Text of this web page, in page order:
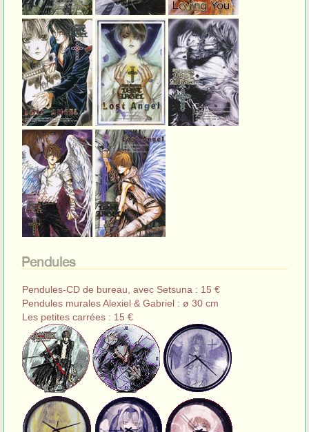
Pendules
Pendules-CD de bureau, avec Setsuna : 15 €
Pendules murales Alexiel & Gabriel : ø 30 cm
Les petites carrées : 15 €